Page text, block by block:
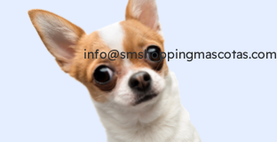
info@smshoppingmascotas.com